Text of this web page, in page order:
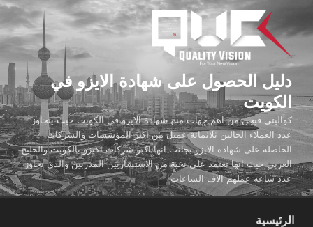
المحتوى
دليل الحصول على شهادة الايزو في
الكويت
كواليتي فيجن من اهم جهات منح شهادة الايزو في الكويت حيث يتجاوز
عدد العملاء الحالين ثلاثمائة عميل من اكبر المؤسسات والشركات
الحاصله على شهادة الايزو بجانب انها اكبر شركات الايزو بالكويت والخليج
العربي حيث انها تعتمد على نخبة من الاستشاريين المدربين والذي تجاوز
عدد ساعه عملهم الاف الساعات
الرئيسية